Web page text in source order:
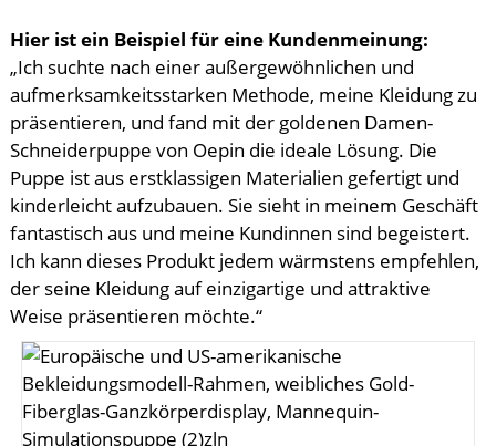
Hier ist ein Beispiel für eine Kundenmeinung:
„Ich suchte nach einer außergewöhnlichen und
aufmerksamkeitsstarken Methode, meine Kleidung zu
präsentieren, und fand mit der goldenen Damen-
Schneiderpuppe von Oepin die ideale Lösung. Die
Puppe ist aus erstklassigen Materialien gefertigt und
kinderleicht aufzubauen. Sie sieht in meinem Geschäft
fantastisch aus und meine Kundinnen sind begeistert.
Ich kann dieses Produkt jedem wärmstens empfehlen,
der seine Kleidung auf einzigartige und attraktive
Weise präsentieren möchte.“